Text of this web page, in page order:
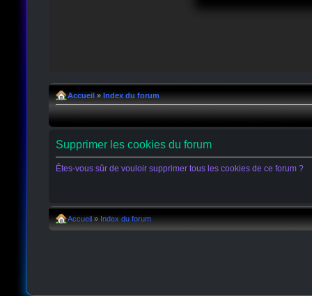
Accueil » Index du forum
Supprimer les cookies du forum
Êtes-vous sûr de vouloir supprimer tous les cookies de ce forum ?
Accueil » Index du forum